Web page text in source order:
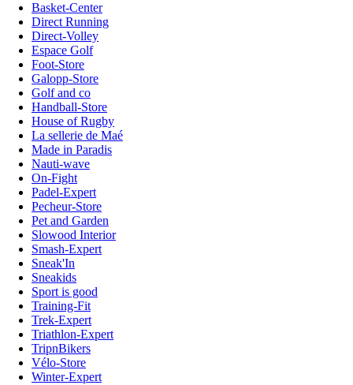
Basket-Center
Direct Running
Direct-Volley
Espace Golf
Foot-Store
Galopp-Store
Golf and co
Handball-Store
House of Rugby
La sellerie de Maé
Made in Paradis
Nauti-wave
On-Fight
Padel-Expert
Pecheur-Store
Pet and Garden
Slowood Interior
Smash-Expert
Sneak'In
Sneakids
Sport is good
Training-Fit
Trek-Expert
Triathlon-Expert
TripnBikers
Vélo-Store
Winter-Expert